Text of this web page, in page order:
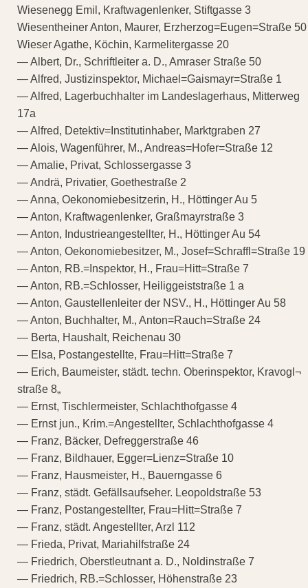
Wiesenegg Emil, Kraftwagenlenker, Stiftgasse 3
Wiesentheiner Anton, Maurer, Erzherzog=Eugen=Straße 50
Wieser Agathe, Köchin, Karmelitergasse 20
— Albert, Dr., Schriftleiter a. D., Amraser Straße 50
— Alfred, Justizinspektor, Michael=Gaismayr=Straße 1
— Alfred, Lagerbuchhalter im Landeslagerhaus, Mitterweg
17a
— Alfred, Detektiv=Institutinhaber, Marktgraben 27
— Alois, Wagenführer, M., Andreas=Hofer=Straße 12
— Amalie, Privat, Schlossergasse 3
— Andrä, Privatier, Goethestraße 2
— Anna, Oekonomiebesitzerin, H., Höttinger Au 5
— Anton, Kraftwagenlenker, Graßmayrstraße 3
— Anton, Industrieangestellter, H., Höttinger Au 54
— Anton, Oekonomiebesitzer, M., Josef=Schraffl=Straße 19
— Anton, RB.=Inspektor, H., Frau=Hitt=Straße 7
— Anton, RB.=Schlosser, Heiliggeiststraße 1 a
— Anton, Gaustellenleiter der NSV., H., Höttinger Au 58
— Anton, Buchhalter, M., Anton=Rauch=Straße 24
— Berta, Haushalt, Reichenau 30
— Elsa, Postangestellte, Frau=Hitt=Straße 7
— Erich, Baumeister, städt. techn. Oberinspektor, Kravogl¬
straße 8„
— Ernst, Tischlermeister, Schlachthofgasse 4
— Ernst jun., Krim.=Angestellter, Schlachthofgasse 4
— Franz, Bäcker, Defreggerstraße 46
— Franz, Bildhauer, Egger=Lienz=Straße 10
— Franz, Hausmeister, H., Bauerngasse 6
— Franz, städt. Gefällsaufseher. Leopoldstraße 53
— Franz, Postangestellter, Frau=Hitt=Straße 7
— Franz, städt. Angestellter, Arzl 112
— Frieda, Privat, Mariahilfstraße 24
— Friedrich, Oberstleutnant a. D., Noldinstraße 7
— Friedrich, RB.=Schlosser, Höhenstraße 23